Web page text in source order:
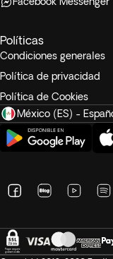
Políticas
Condiciones generales
Política de privacidad
Política de Cookies
México (ES) -